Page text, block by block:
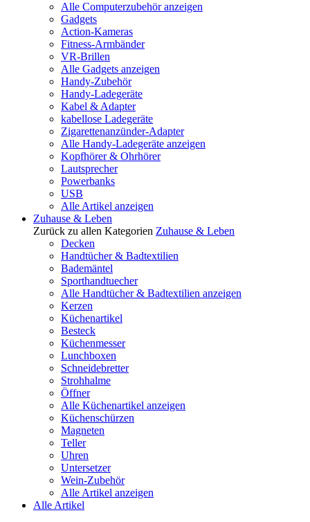
Alle Computerzubehör anzeigen
Gadgets
Action-Kameras
Fitness-Armbänder
VR-Brillen
Alle Gadgets anzeigen
Handy-Zubehör
Handy-Ladegeräte
Kabel & Adapter
kabellose Ladegeräte
Zigarettenanzünder-Adapter
Alle Handy-Ladegeräte anzeigen
Kopfhörer & Ohrhörer
Lautsprecher
Powerbanks
USB
Alle Artikel anzeigen
Zuhause & Leben
Zurück zu allen Kategorien Zuhause & Leben
Decken
Handtücher & Badtextilien
Bademäntel
Sporthandtuecher
Alle Handtücher & Badtextilien anzeigen
Kerzen
Küchenartikel
Besteck
Küchenmesser
Lunchboxen
Schneidebretter
Strohhalme
Öffner
Alle Küchenartikel anzeigen
Küchenschürzen
Magneten
Teller
Uhren
Untersetzer
Wein-Zubehör
Alle Artikel anzeigen
Alle Artikel